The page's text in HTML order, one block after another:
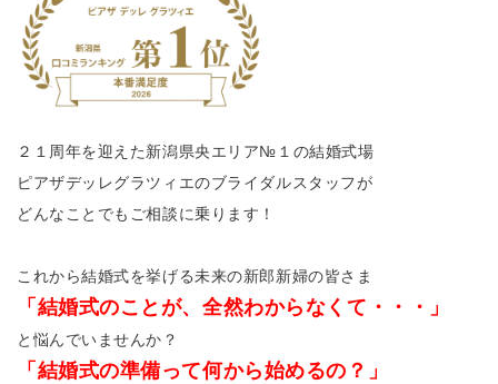
２１周年を迎えた新潟県央エリア№１の結婚式場
ピアザデッレグラツィエのブライダルスタッフが
どんなことでもご相談に乗ります！
これから結婚式を挙げる未来の新郎新婦の皆さま
「結婚式のことが、全然わからなくて・・・」
と悩んでいませんか？
「結婚式の準備って何から始めるの？」